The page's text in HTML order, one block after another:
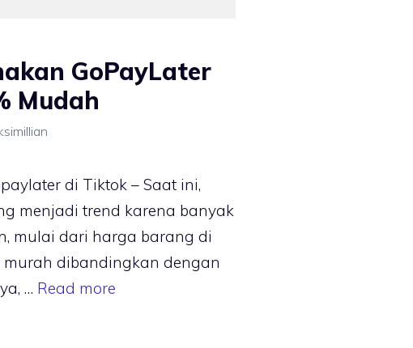
GoPayLater
Mudah
di Tiktok – Saat ini,
menjadi trend karena banyak
mulai dari harga barang di
murah dibandingkan dengan
… Read more